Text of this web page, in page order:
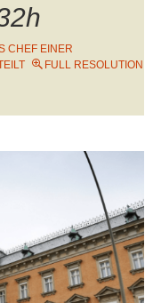
CHEF EINER
FULL RESOLUTION